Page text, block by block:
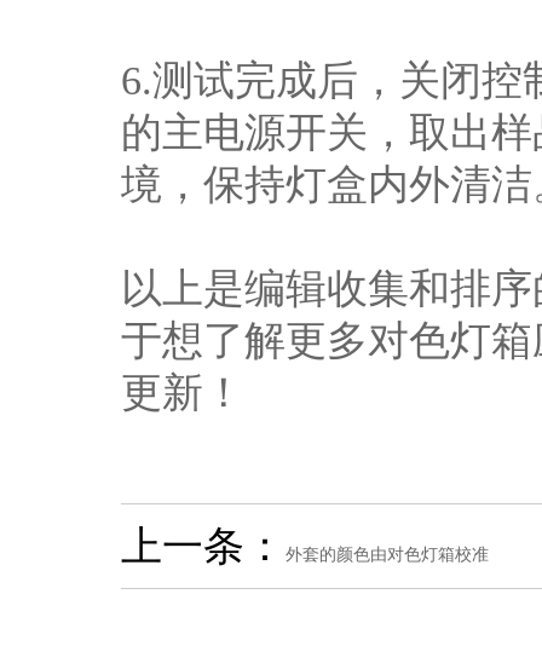
6.测试完成后，关闭
的主电源开关，取出
境，保持灯盒内外清洁
以上是编辑收集和排
于想了解更多对色灯
更新！
上一条： 外套的颜色由对色灯箱校准